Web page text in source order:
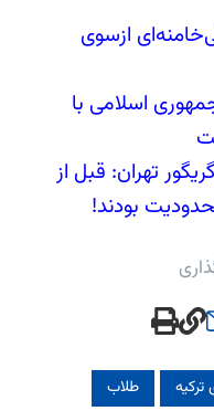
ازسوی
اسلامی با
تهران: قبل از
بودند!
طلاب